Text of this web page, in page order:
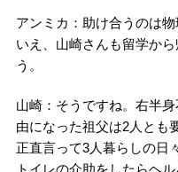
アンミカ：助け合うのは
いえ、山崎さんも留学か
う。
山崎：そうですね。右半
由になった祖父は2人とも
正直言って3人暮らしの日
トイレの介助をしたらヘ